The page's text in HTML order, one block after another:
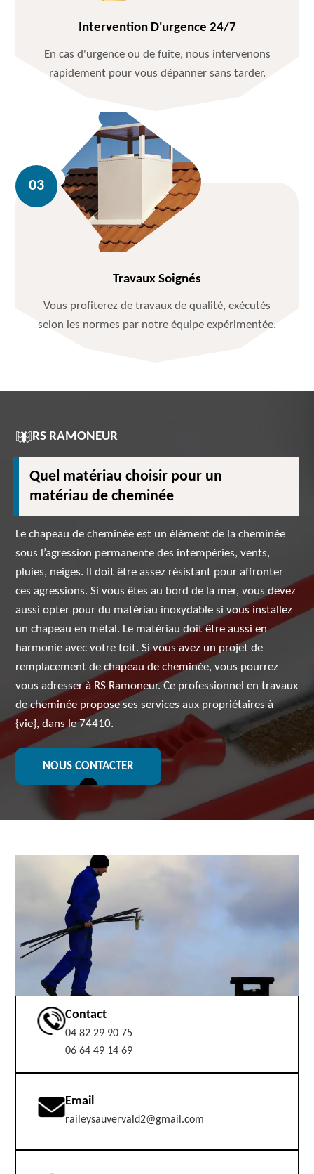
Intervention D'urgence 24/7
En cas d'urgence ou de fuite, nous intervenons
rapidement pour vous dépanner sans tarder.
Travaux Soignés
Vous profiterez de travaux de qualité, exécutés
selon les normes par notre équipe expérimentée.
RS RAMONEUR
Quel matériau choisir pour un
matériau de cheminée
Le chapeau de cheminée est un élément de la cheminée
sous l’agression permanente des intempéries, vents,
pluies, neiges. Il doit être assez résistant pour affronter
ces agressions. Si vous êtes au bord de la mer, vous devez
aussi opter pour du matériau inoxydable si vous installez
un chapeau en métal. Le matériau doit être aussi en
harmonie avec votre toit. Si vous avez un projet de
remplacement de chapeau de cheminée, vous pourrez
vous adresser à RS Ramoneur. Ce professionnel en travaux
de cheminée propose ses services aux propriétaires à
{vie}, dans le 74410.
NOUS CONTACTER
Contact
04 82 29 90 75
06 64 49 14 69
Email
raileysauvervald2@gmail.com